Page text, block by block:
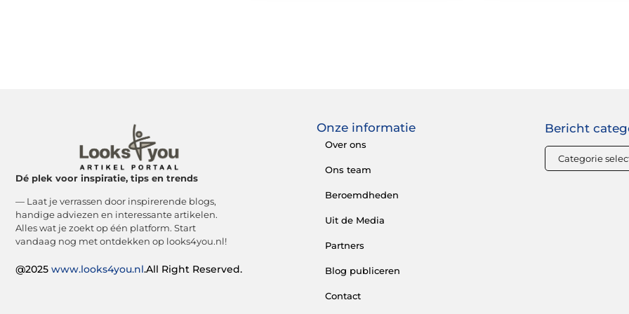
Dé plek voor inspiratie, tips en trends
— Laat je verrassen door inspirerende blogs,
handige adviezen en interessante artikelen.
Alles wat je zoekt op één platform. Start
vandaag nog met ontdekken op looks4you.nl!
@2025 www.looks4you.nl.All Right Reserved.
Onze informatie
Over ons
Ons team
Beroemdheden
Uit de Media
Partners
Blog publiceren
Contact
Bericht